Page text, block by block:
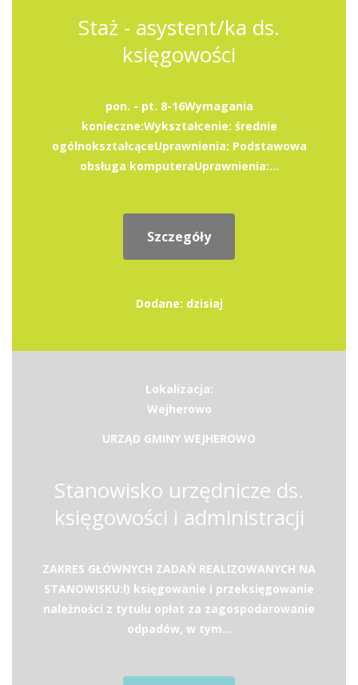
Staż - asystent/ka ds.
księgowości
pon. - pt. 8-16Wymagania
konieczne:Wykształcenie: średnie
ogólnokształcąceUprawnienia: Podstawowa
obsługa komputeraUprawnienia:...
Szczegóły
Dodane: dzisiaj
Lokalizacja:
Wejherowo
URZĄD GMINY WEJHEROWO
Stanowisko urzędnicze ds.
księgowości i administracji
ZAKRES GŁÓWNYCH ZADAŃ REALIZOWANYCH NA
STANOWISKU:l) księgowanie i przeksięgowanie
należności z tytułu opłat za zagospodarowanie
odpadów, w tym...